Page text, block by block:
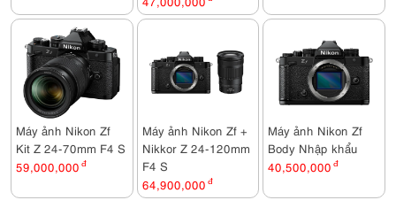
Máy ảnh Nikon Zf
Kit Z 24-70mm F4 S
59,000,000 đ
Máy ảnh Nikon Zf +
Nikkor Z 24-120mm
F4 S
64,900,000 đ
Máy ảnh Nikon Zf
Body Nhập khẩu
40,500,000 đ